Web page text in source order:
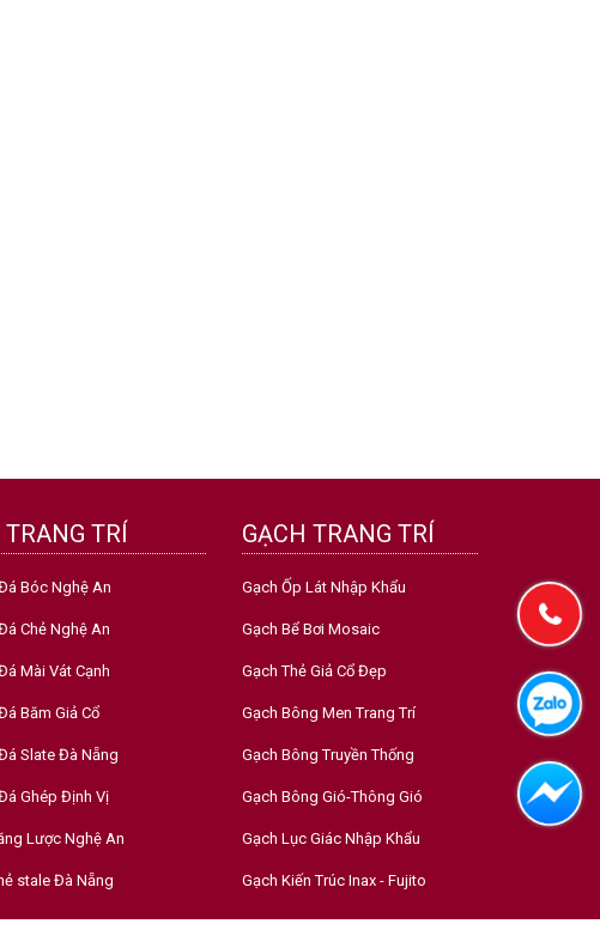
TRÍ
Bóc Nghệ An
Chẻ Nghệ An
Mài Vát Cạnh
Băm Giả Cổ
Slate Đà Nẵng
Ghép Định Vị
Lược Nghệ An
stale Đà Nẵng
GẠCH TRANG TRÍ
Gạch Ốp Lát Nhập Khẩu
Gạch Bể Bơi Mosaic
Gạch Thẻ Giả Cổ Đẹp
Gạch Bông Men Trang Trí
Gạch Bông Truyền Thống
Gạch Bông Gió-Thông Gió
Gạch Lục Giác Nhập Khẩu
Gạch Kiến Trúc Inax - Fujito